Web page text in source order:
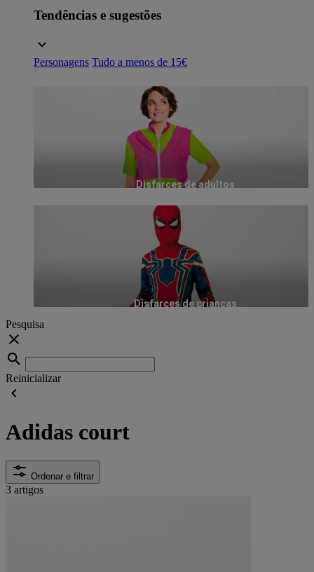
Tendências e sugestões
Personagens Tudo a menos de 15€
Disfarces de adultos
Disfarces de crianças
Pesquisa
Reinicializar
Adidas court
Ordenar e filtrar
3 artigos